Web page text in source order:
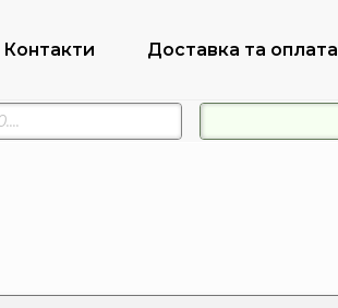
Контакти Доставка та оплата